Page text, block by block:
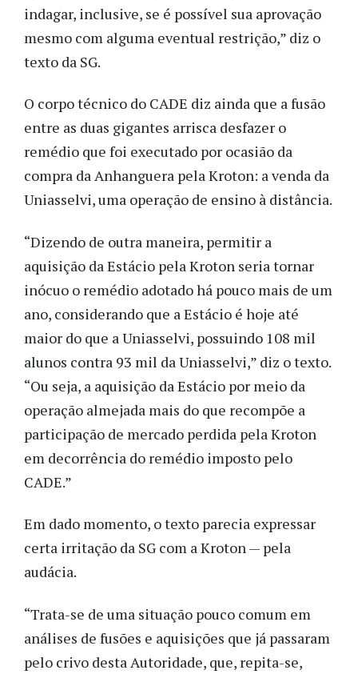
indagar, inclusive, se é possível sua aprovação
mesmo com alguma eventual restrição,” diz o
texto da SG.
O corpo técnico do CADE diz ainda que a fusão
entre as duas gigantes arrisca desfazer o
remédio que foi executado por ocasião da
compra da Anhanguera pela Kroton: a venda da
Uniasselvi, uma operação de ensino à distância.
“Dizendo de outra maneira, permitir a
aquisição da Estácio pela Kroton seria tornar
inócuo o remédio adotado há pouco mais de um
ano, considerando que a Estácio é hoje até
maior do que a Uniasselvi, possuindo 108 mil
alunos contra 93 mil da Uniasselvi,” diz o texto.
“Ou seja, a aquisição da Estácio por meio da
operação almejada mais do que recompõe a
participação de mercado perdida pela Kroton
em decorrência do remédio imposto pelo
CADE.”
Em dado momento, o texto parecia expressar
certa irritação da SG com a Kroton — pela
audácia.
“Trata-se de uma situação pouco comum em
análises de fusões e aquisições que já passaram
pelo crivo desta Autoridade, que, repita-se,